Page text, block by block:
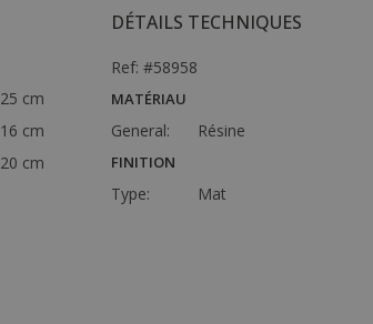
25 cm
16 cm
20 cm
DÉTAILS TECHNIQUES
Ref: #58958
MATÉRIAU
General: Résine
FINITION
Type: Mat